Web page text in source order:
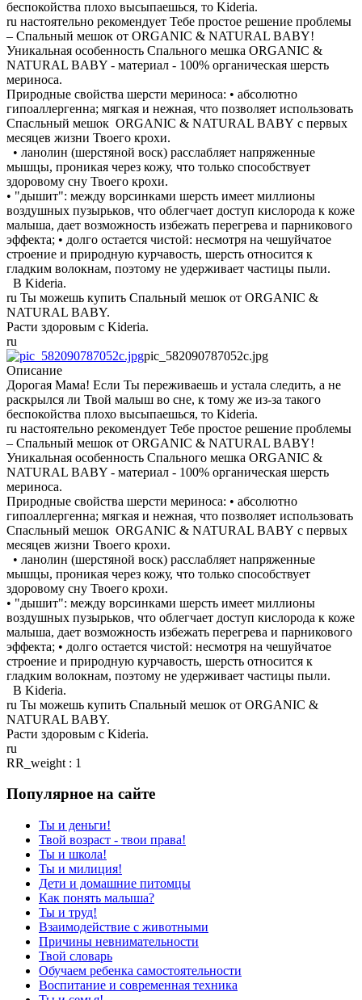
беспокойства плохо высыпаешься, то Kideria.
ru настоятельно рекомендует Тебе простое решение проблемы
– Спальный мешок от ORGANIC & NATURAL BABY!
Уникальная особенность Спального мешка ORGANIC &
NATURAL BABY - материал - 100% органическая шерсть
мериноса.
Природные свойства шерсти мериноса: • абсолютно
гипоаллергенна; мягкая и нежная, что позволяет использовать
Спасльный мешок ORGANIC & NATURAL BABY с первых
месяцев жизни Твоего крохи.
• ланолин (шерстяной воск) расслабляет напряженные
мышцы, проникая через кожу, что только способствует
здоровому сну Твоего крохи.
• "дышит": между ворсинками шерсть имеет миллионы
воздушных пузырьков, что облегчает доступ кислорода к коже
малыша, дает возможность избежать перегрева и парникового
эффекта; • долго остается чистой: несмотря на чешуйчатое
строение и природную курчавость, шерсть относится к
гладким волокнам, поэтому не удерживает частицы пыли.
В Kideria.
ru Ты можешь купить Спальный мешок от ORGANIC &
NATURAL BABY.
Расти здоровым с Kideria.
ru
pic_582090787052c.jpg
Описание
Дорогая Мама! Если Ты переживаешь и устала следить, а не
раскрылся ли Твой малыш во сне, к тому же из-за такого
беспокойства плохо высыпаешься, то Kideria.
ru настоятельно рекомендует Тебе простое решение проблемы
– Спальный мешок от ORGANIC & NATURAL BABY!
Уникальная особенность Спального мешка ORGANIC &
NATURAL BABY - материал - 100% органическая шерсть
мериноса.
Природные свойства шерсти мериноса: • абсолютно
гипоаллергенна; мягкая и нежная, что позволяет использовать
Спасльный мешок ORGANIC & NATURAL BABY с первых
месяцев жизни Твоего крохи.
• ланолин (шерстяной воск) расслабляет напряженные
мышцы, проникая через кожу, что только способствует
здоровому сну Твоего крохи.
• "дышит": между ворсинками шерсть имеет миллионы
воздушных пузырьков, что облегчает доступ кислорода к коже
малыша, дает возможность избежать перегрева и парникового
эффекта; • долго остается чистой: несмотря на чешуйчатое
строение и природную курчавость, шерсть относится к
гладким волокнам, поэтому не удерживает частицы пыли.
В Kideria.
ru Ты можешь купить Спальный мешок от ORGANIC &
NATURAL BABY.
Расти здоровым с Kideria.
ru
RR_weight : 1
Популярное на сайте
Ты и деньги!
Твой возраст - твои права!
Ты и школа!
Ты и милиция!
Дети и домашние питомцы
Как понять малыша?
Ты и труд!
Взаимодействие с животными
Причины невнимательности
Твой словарь
Обучаем ребенка самостоятельности
Воспитание и современная техника